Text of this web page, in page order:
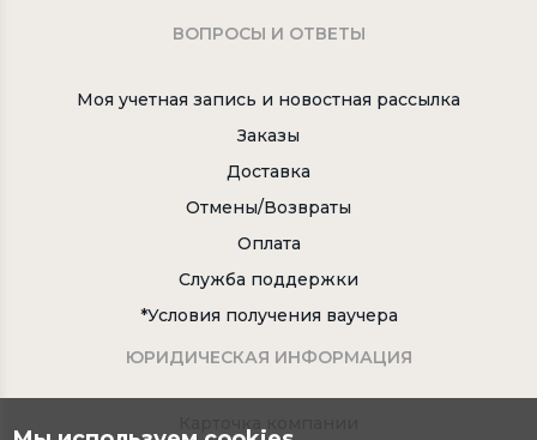
ВОПРОСЫ И ОТВЕТЫ
Моя учетная запись и новостная рассылка
Заказы
Доставка
Отмены/Возвраты
Оплата
Служба поддержки
*Условия получения ваучера
ЮРИДИЧЕСКАЯ ИНФОРМАЦИЯ